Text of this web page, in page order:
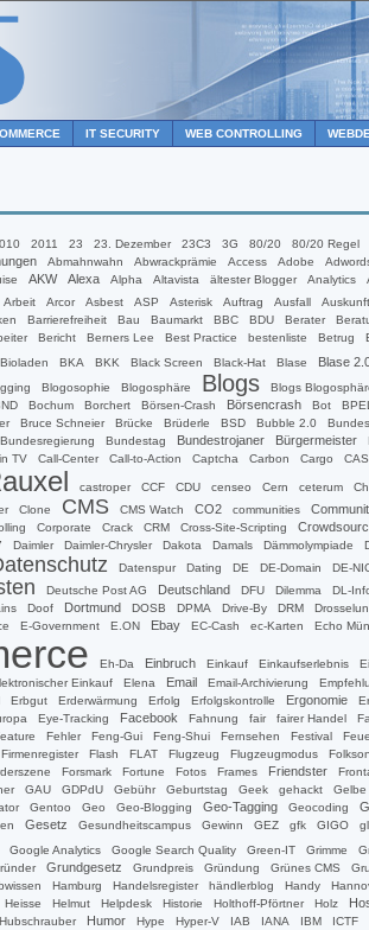
IT SECURITY WEB CONTROLLING
2011 23 23. Dezember 23C3 3G 80/20 80/20 Regel
Abmahnwahn Abwrackprämie Access Adobe
AKW Alexa Alpha Altavista ältester Blogger Analytics
Arbeit Arcor Asbest ASP Asterisk Auftrag Ausfall
Auskunft
Barrierefreiheit Bau Baumarkt BBC BDU Berater
Bericht Berners Lee Best Practice bestenliste Betrug
Bioladen BKA BKK Black Screen Black-Hat Blase Blase
Blogosophie Blogosphäre Blogs
Blogs
Bochum Borchert Börsen-Crash Börsencrash Bot
Bruce Schneier Brücke Brüderle BSD Bubble 2.0
Bundesregierung Bundestag Bundestrojaner Bürgermeister
TV Call-Center Call-to-Action Captcha Carbon Cargo CAS
castroper CCF CDU censeo Cern ceterum
Clone CMS CMS Watch CO2 communities
Corporate Crack CRM Cross-Site-Scripting
Daimler Daimler-Chrysler Dakota Damals Dämmolympiade
Datenspur Dating DE DE-Domain DE-
Deutsche Post AG Deutschland DFU Dilemma
DL-
Doof Dortmund DOSB DPMA Drive-By DRM
E-Government E.ON Ebay EC-Cash ec-Karten Echo
Eh-Da Einbruch Einkauf Einkaufserlebnis
Einkauf Elena Email Email-Archivierung
Erbgut Erderwärmung Erfolg Erfolgskontrolle Ergonomie
Eye-Tracking Facebook Fahnung fair fairer Handel
Fehler Feng-Gui Feng-Shui Fernsehen Festival
Firmenregister Flash FLAT Flugzeug Flugzeugmodus
Forsmark Fortune Fotos Frames Friendster
GAU GDPdU Gebühr Geburtstag Geek gehackt
Gentoo Geo Geo-Blogging Geo-Tagging Geocoding
Gesetz Gesundheitscampus Gewinn GEZ gfk GIGO
Google Analytics Google Search Quality Green-IT Grimme
Grundgesetz Grundpreis Gründung Grünes CMS
Hamburg Handelsregister händlerblog Handy
Heisse Helmut Helpdesk Historie Holthoff-Pförtner Holz
Hubschrauber Humor Hype Hyper-V IAB IANA IBM
ICTF